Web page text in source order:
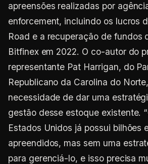
apreensões realizadas por
enforcement, incluindo os lucros
Road e a recuperação de fundos
Bitfinex em 2022. O co-autor do
representante Pat Harrigan, do
Republicano da Carolina do
necessidade de dar uma
gestão desse estoque existente.
Estados Unidos já possui bilhões
apreendidos, mas sem uma
para gerenciá-lo, e isso precisa